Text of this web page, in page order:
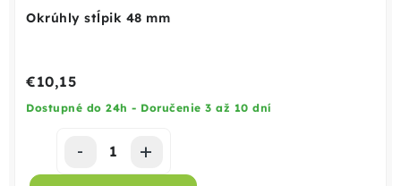
Okrúhly stĺpik 48 mm
Dostupné do 24h - Doručenie 3 až 10 dní
€10,15